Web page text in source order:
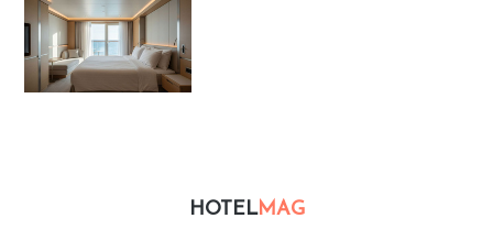
HOTELMAG